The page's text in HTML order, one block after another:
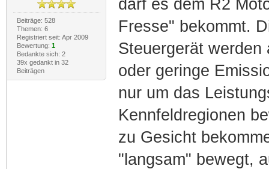
Beiträge: 528
Themen: 6
Registriert seit: Apr 2009
Bewertung: 1
Bedankte sich: 2
39x gedankt in 32
Beiträgen
darf es dem R2
Fresse" bekommt.
Steuergerät
oder geringe
nur um das
Kennfeldregionen
zu Gesicht
"langsam" bewegt,